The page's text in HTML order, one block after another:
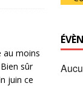
au moins
sûr
juin ce